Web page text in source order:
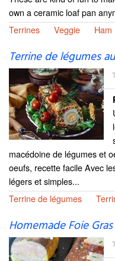
own a ceramic loaf pan
Terrines
Veggie Ham
Terrine de légumes
macédoine de légumes et
oeufs, recette facile Avec
légers et simples...
Terrine de légumes
Homemade Foie